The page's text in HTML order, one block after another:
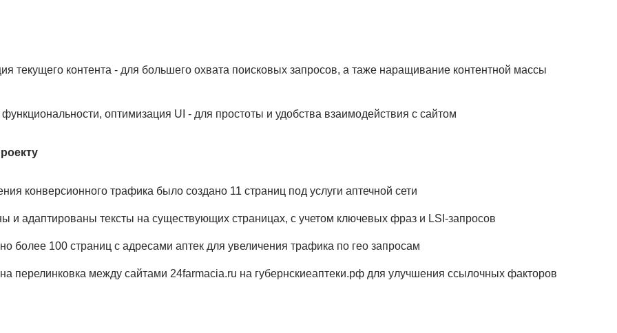
текущего контента - для большего охвата поисковых запросов, а таже наращивание контентной массы
оптимизация UI - для простоты и удобства взаимодействия с сайтом
конверсионного трафика было создано 11 страниц под услуги аптечной сети
и адаптированы тексты на существующих страницах, с учетом ключевых фраз и LSI-запросов
более 100 страниц с адресами аптек для увеличения трафика по гео запросам
перелинковка между сайтами 24farmacia.ru на губернскиеаптеки.рф для улучшения ссылочных факторов